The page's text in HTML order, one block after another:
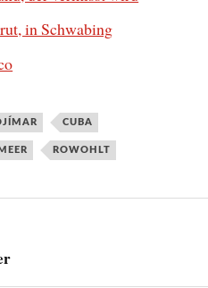
in Schwabing
CUBA
MEER ROWOHLT